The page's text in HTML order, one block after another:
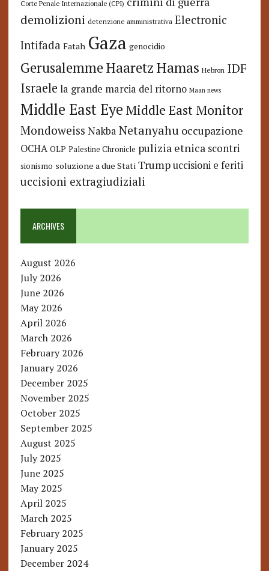
Corte Penale Internazionale (CPI)
demolizioni detenzione amministrativa Electronic
Intifada Fatah Gaza genocidio
GerusalemmeHaaretzHamas Hebron IDF
Israele la grande marcia del ritorno Maan news
Middle East Eye Middle East Monitor
Mondoweiss Nakba Netanyahu occupazione
OCHA OLP Palestine Chronicle pulizia etnica scontri
sionismo soluzione a due Stati Trump uccisioni e feriti
uccisioni extragiudiziali
ARCHIVES
August 2026
July 2026
June 2026
May 2026
April 2026
March 2026
February 2026
January 2026
December 2025
November 2025
October 2025
September 2025
August 2025
July 2025
June 2025
May 2025
April 2025
March 2025
February 2025
January 2025
December 2024